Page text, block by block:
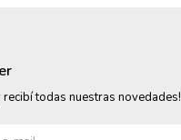
recibí todas nuestras novedades!